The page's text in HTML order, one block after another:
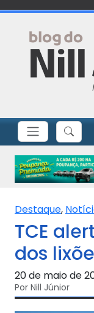
Destaque,
TCE
dos
20 de maio de
Por Nill Júnior